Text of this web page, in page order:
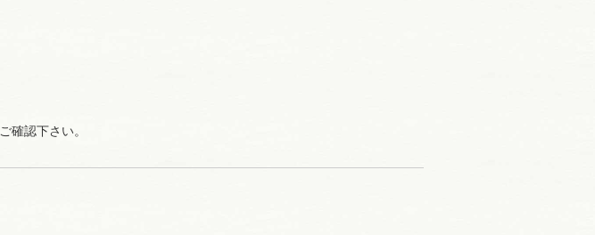
確認下さい。